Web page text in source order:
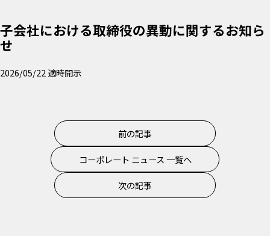
子会社における取締役の異動に関するお知ら
せ
2026/05/22 適時開示
前の記事
コーポレート ニュース 一覧へ
次の記事